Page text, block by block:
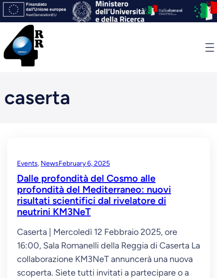
Skip
to
content
caserta
Events, NewsFebruary 6, 2025
Dalle profondità del Cosmo alle
profondità del Mediterraneo: nuovi
risultati scientifici dal rivelatore di
neutrini KM3NeT
Caserta | Mercoledì 12 Febbraio 2025, ore
16:00, Sala Romanelli della Reggia di Caserta La
collaborazione KM3NeT annuncerà una nuova
scoperta. Siete tutti invitati a partecipare o a